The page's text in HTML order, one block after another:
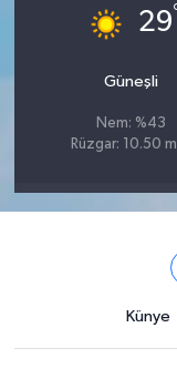
29
Güneşli
Nem: %43
Rüzgar: 10.50
Künye